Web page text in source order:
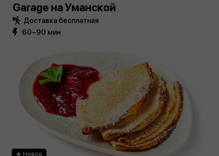
Garage на Уманской
Доставка бесплатная
60−90 мин
Новое